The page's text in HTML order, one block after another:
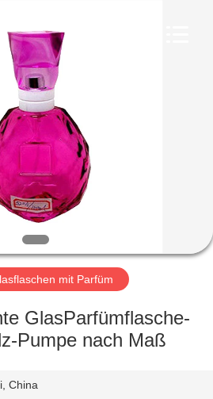
mit Parfüm
GlasParfümflasche-
Pumpe nach Maß
China